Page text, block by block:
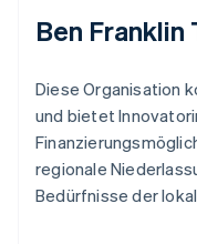
Ben
Diese Organisation
und bietet
regionale
Bedürfnisse der